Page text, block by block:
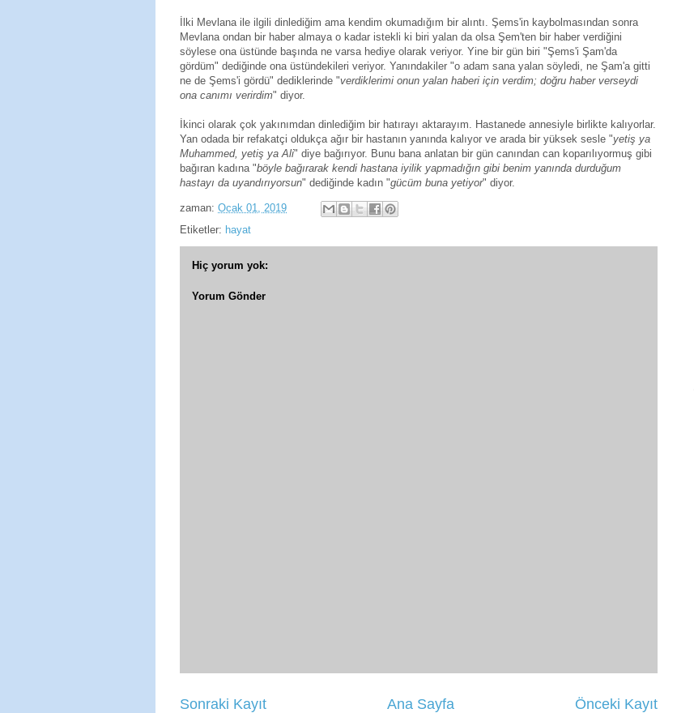
İlki Mevlana ile ilgili dinlediğim ama kendim okumadığım bir alıntı. Şems'in kaybolmasından sonra
Mevlana ondan bir haber almaya o kadar istekli ki biri yalan da olsa Şem'ten bir haber verdiğini
söylese ona üstünde başında ne varsa hediye olarak veriyor. Yine bir gün biri "Şems'i Şam'da
gördüm" dediğinde ona üstündekileri veriyor. Yanındakiler "o adam sana yalan söyledi, ne Şam'a gitti
ne de Şems'i gördü" dediklerinde "verdiklerimi onun yalan haberi için verdim; doğru haber verseydi
ona canımı verirdim" diyor.
İkinci olarak çok yakınımdan dinlediğim bir hatırayı aktarayım. Hastanede annesiyle birlikte kalıyorlar.
Yan odada bir refakatçi oldukça ağır bir hastanın yanında kalıyor ve arada bir yüksek sesle "yetiş ya
Muhammed, yetiş ya Ali" diye bağırıyor. Bunu bana anlatan bir gün canından can koparılıyormuş gibi
bağıran kadına "böyle bağırarak kendi hastana iyilik yapmadığın gibi benim yanında durduğum
hastayı da uyandırıyorsun" dediğinde kadın "gücüm buna yetiyor" diyor.
zaman: Ocak 01, 2019
Etiketler: hayat
Hiç yorum yok:
Yorum Gönder
Sonraki Kayıt Önceki Kayıt
Ana Sayfa